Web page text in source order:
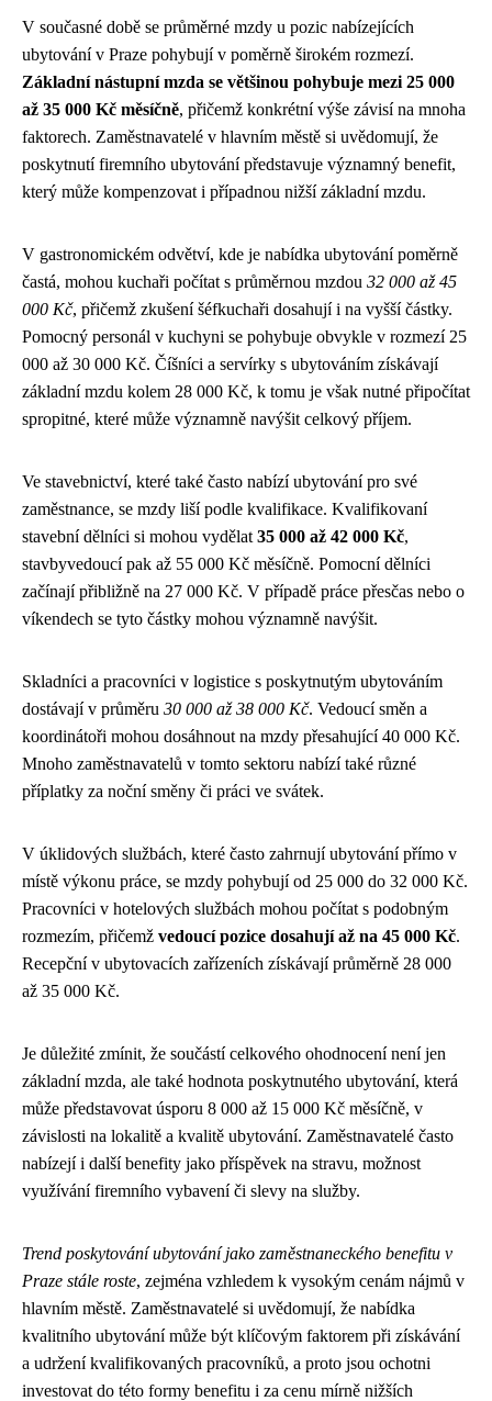
V současné době se průměrné mzdy u pozic nabízejících
ubytování v Praze pohybují v poměrně širokém rozmezí.
Základní nástupní mzda se většinou pohybuje mezi 25 000
až 35 000 Kč měsíčně, přičemž konkrétní výše závisí na mnoha
faktorech. Zaměstnavatelé v hlavním městě si uvědomují, že
poskytnutí firemního ubytování představuje významný benefit,
který může kompenzovat i případnou nižší základní mzdu.
V gastronomickém odvětví, kde je nabídka ubytování poměrně
častá, mohou kuchaři počítat s průměrnou mzdou 32 000 až 45
000 Kč, přičemž zkušení šéfkuchaři dosahují i na vyšší částky.
Pomocný personál v kuchyni se pohybuje obvykle v rozmezí 25
000 až 30 000 Kč. Číšníci a servírky s ubytováním získávají
základní mzdu kolem 28 000 Kč, k tomu je však nutné připočítat
spropitné, které může významně navýšit celkový příjem.
Ve stavebnictví, které také často nabízí ubytování pro své
zaměstnance, se mzdy liší podle kvalifikace. Kvalifikovaní
stavební dělníci si mohou vydělat 35 000 až 42 000 Kč,
stavbyvedoucí pak až 55 000 Kč měsíčně. Pomocní dělníci
začínají přibližně na 27 000 Kč. V případě práce přesčas nebo o
víkendech se tyto částky mohou významně navýšit.
Skladníci a pracovníci v logistice s poskytnutým ubytováním
dostávají v průměru 30 000 až 38 000 Kč. Vedoucí směn a
koordinátoři mohou dosáhnout na mzdy přesahující 40 000 Kč.
Mnoho zaměstnavatelů v tomto sektoru nabízí také různé
příplatky za noční směny či práci ve svátek.
V úklidových službách, které často zahrnují ubytování přímo v
místě výkonu práce, se mzdy pohybují od 25 000 do 32 000 Kč.
Pracovníci v hotelových službách mohou počítat s podobným
rozmezím, přičemž vedoucí pozice dosahují až na 45 000 Kč.
Recepční v ubytovacích zařízeních získávají průměrně 28 000
až 35 000 Kč.
Je důležité zmínit, že součástí celkového ohodnocení není jen
základní mzda, ale také hodnota poskytnutého ubytování, která
může představovat úsporu 8 000 až 15 000 Kč měsíčně, v
závislosti na lokalitě a kvalitě ubytování. Zaměstnavatelé často
nabízejí i další benefity jako příspěvek na stravu, možnost
využívání firemního vybavení či slevy na služby.
Trend poskytování ubytování jako zaměstnaneckého benefitu v
Praze stále roste, zejména vzhledem k vysokým cenám nájmů v
hlavním městě. Zaměstnavatelé si uvědomují, že nabídka
kvalitního ubytování může být klíčovým faktorem při získávání
a udržení kvalifikovaných pracovníků, a proto jsou ochotni
investovat do této formy benefitu i za cenu mírně nižších